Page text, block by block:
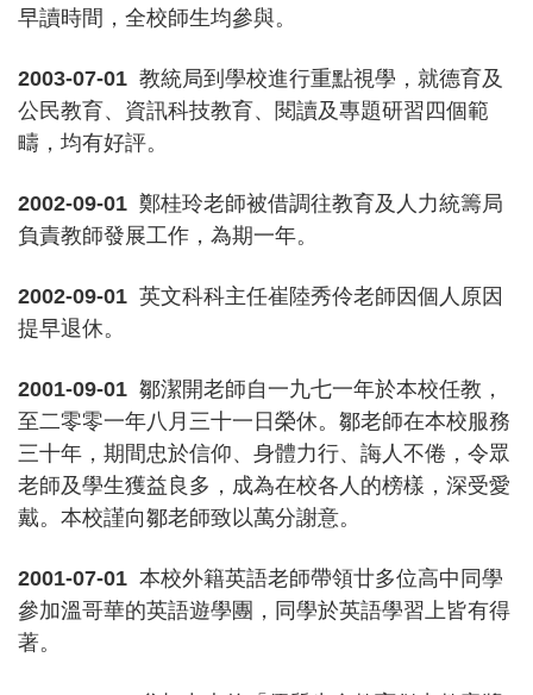
早讀時間，全校師生均參與。
2003-07-01 教統局到學校進行重點視學，就德育及
公民教育、資訊科技教育、閱讀及專題研習四個範
疇，均有好評。
2002-09-01 鄭桂玲老師被借調往教育及人力統籌局
負責教師發展工作，為期一年。
2002-09-01 英文科科主任崔陸秀伶老師因個人原因
提早退休。
2001-09-01 鄒潔開老師自一九七一年於本校任教，
至二零零一年八月三十一日榮休。鄒老師在本校服務
三十年，期間忠於信仰、身體力行、誨人不倦，令眾
老師及學生獲益良多，成為在校各人的榜樣，深受愛
戴。本校謹向鄒老師致以萬分謝意。
2001-07-01 本校外籍英語老師帶領廿多位高中同學
參加溫哥華的英語遊學團，同學於英語學習上皆有得
著。